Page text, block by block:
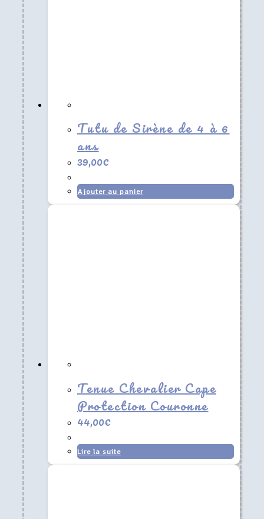
Tutu de Sirène de 4 à 6
ans
39,00€
Ajouter au panier
Tenue Chevalier Cape
Protection Couronne
44,00€
Lire la suite